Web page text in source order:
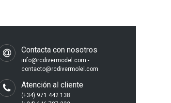
Contacta con nosotros
info@rcdivermodel.com -
contacto@rcdivermolel.com
Atención al cliente
(+34) 971 442 138